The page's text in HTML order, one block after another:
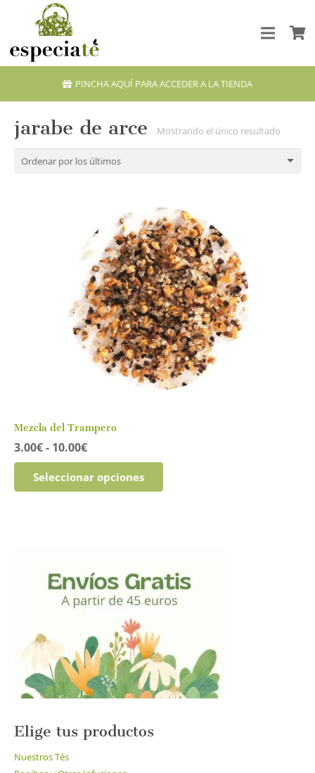
PINCHA AQUÍ PARA ACCEDER A LA TIENDA
jarabe de arce Mostrando el único resultado
Mezcla del Trampero
3.00€ - 10.00€Rango
de
precios:
desde
Seleccionar opciones
se
pueden
elegir
página
de
producto
Elige tus productos
Nuestros Tés